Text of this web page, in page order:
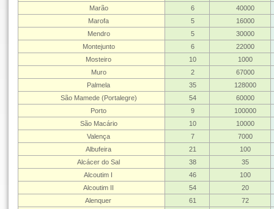
Marão
6
40000
Marofa
5
16000
Mendro
5
30000
Montejunto
6
22000
Mosteiro
10
1000
Muro
2
67000
Palmela
35
128000
São Mamede (Portalegre)
54
60000
Porto
9
100000
São Macário
10
10000
Valença
7
7000
Albufeira
21
100
Alcácer do Sal
38
35
Alcoutim I
46
100
Alcoutim II
54
20
Alenquer
61
72